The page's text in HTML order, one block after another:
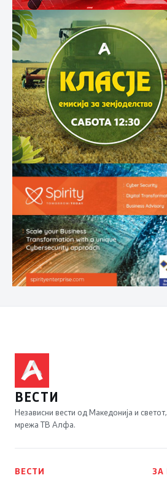
ВЕСТИ
Независни вести од Македонија и
мрежа ТВ Алфа.
ВЕСТИ
ЗА